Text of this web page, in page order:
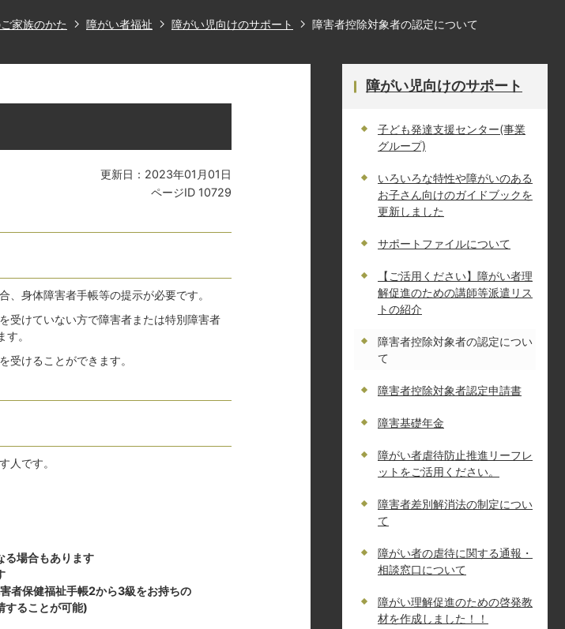
家族のかた 障がい者福祉 障がい児向けのサポート 障害者控除対象者の認定について
更新日：2023年01月01日
ページID 10729
身体障害者手帳等の提示が必要です。
受けていない方で障害者または特別障害者
。
受けることができます。
人です。
る場合もあります
者保健福祉手帳2から3級をお持ちの
することが可能)
障がい児向けのサポート
子ども発達支援センター(事業
グループ)
いろいろな特性や障がいのある
お子さん向けのガイドブックを
更新しました
サポートファイルについて
【ご活用ください】障がい者理
解促進のための講師等派遣リス
トの紹介
障害者控除対象者の認定につい
て
障害者控除対象者認定申請書
障害基礎年金
障がい者虐待防止推進リーフレ
ットをご活用ください。
障害者差別解消法の制定につい
て
障がい者の虐待に関する通報・
相談窓口について
障がい理解促進のための啓発教
材を作成しました！！